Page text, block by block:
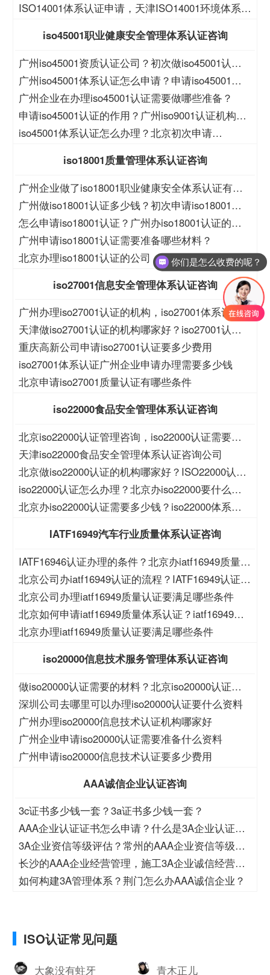
iso14001体系证书
ISO14001体系认证申请，天津ISO14001环境体系认
iso45001职业健康安全管理体系认证咨询
广州iso45001资质认证公司？初次做iso45001认证
的程序？
广州iso45001体系认证怎么申请？申请iso45001认
证的流程？
广州企业在办理iso45001认证需要做哪些准备？
申请iso45001认证的作用？广州iso9001认证机构哪
家好？
iso45001体系认证怎么办理？北京初次申请
iso18001质量管理体系认证咨询
广州企业做了iso18001职业健康安全体系认证有什
么好处？
广州做iso18001认证多少钱？初次申请iso18001认
证的程序？
怎么申请iso18001认证？广州办iso18001认证的机
构？
广州申请iso18001认证需要准备哪些材料？
北京办理iso18001认证的公司，怎么做iso18001资
iso27001信息安全管理体系认证咨询
广州办理iso27001认证的机构，iso27001体系认证
在哪里申请
天津做iso27001认证的机构哪家好？iso27001认证
的过程
重庆高新公司申请iso27001认证要多少费用
iso27001体系认证广州企业申请办理需要多少钱
北京申请iso27001质量认证有哪些条件
iso22000食品安全管理体系认证咨询
北京iso22000认证管理咨询，iso22000认证需要的
材料？
天津iso22000食品安全管理体系认证咨询公司
北京做iso22000认证的机构哪家好？ISO22000认证
的作用？
iso22000认证怎么办理？北京办iso22000要什么资
料？
北京办iso22000认证需要多少钱？iso22000体系如
IATF16949汽车行业质量体系认证咨询
IATF16946认证办理的条件？北京办iatf16949质量认
证的公司？
北京公司办iatf16949认证的流程？IATF16949认证费
用？
北京公司办理iatf16949质量认证要满足哪些条件
北京如何申请iatf16949质量体系认证？iatf16949体
系认证公司？
北京办理iatf16949质量认证要满足哪些条件
iso20000信息技术服务管理体系认证咨询
做iso20000认证需要的材料？北京iso20000认证机
构哪家好？
深圳公司去哪里可以办理iso20000认证要什么资料
广州办理iso20000信息技术认证机构哪家好
广州企业申请iso20000认证需要准备什么资料
广州申请iso20000信息技术认证要多少费用
AAA诚信企业认证咨询
3c证书多少钱一套？3a证书多少钱一套？
AAA企业认证证书怎么申请？什么是3A企业认证证
书？
3A企业资信等级评估？常州的AAA企业资信等级办
理机构？
长沙的AAA企业经营管理，施工3A企业诚信经营相
关工作举措
如何构建3A管理体系？荆门怎么办AAA诚信企业？
ISO认证常见问题
大象没有蛀牙 青木正儿
你们是怎么收费的呢？